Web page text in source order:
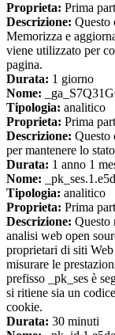
Proprieta: Prima
Descrizione: Questo
Memorizza e
viene utilizzato per
pagina.
Durata: 1 giorno
Nome:
Tipologia: analitico
Proprieta: Prima
Descrizione: Questo
per mantenere lo
Durata: 1 anno 1
Nome:
Tipologia: analitico
Proprieta: Prima
Descrizione: Questo
analisi web open
proprietari di siti
misurare le
prefisso _pk_ses è
si ritiene sia un
cookie.
Durata: 30 minuti